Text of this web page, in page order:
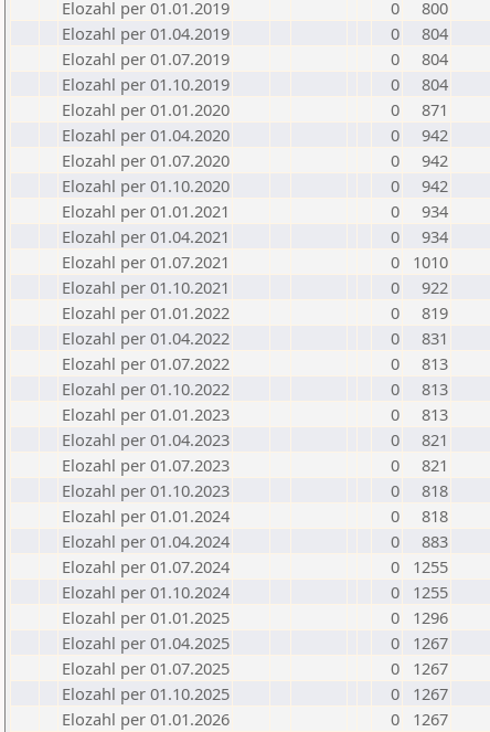
Elozahl per 01.01.2019
0
800
Elozahl per 01.04.2019
0
804
Elozahl per 01.07.2019
0
804
Elozahl per 01.10.2019
0
804
Elozahl per 01.01.2020
0
871
Elozahl per 01.04.2020
0
942
Elozahl per 01.07.2020
0
942
Elozahl per 01.10.2020
0
942
Elozahl per 01.01.2021
0
934
Elozahl per 01.04.2021
0
934
Elozahl per 01.07.2021
0
1010
Elozahl per 01.10.2021
0
922
Elozahl per 01.01.2022
0
819
Elozahl per 01.04.2022
0
831
Elozahl per 01.07.2022
0
813
Elozahl per 01.10.2022
0
813
Elozahl per 01.01.2023
0
813
Elozahl per 01.04.2023
0
821
Elozahl per 01.07.2023
0
821
Elozahl per 01.10.2023
0
818
Elozahl per 01.01.2024
0
818
Elozahl per 01.04.2024
0
883
Elozahl per 01.07.2024
0
1255
Elozahl per 01.10.2024
0
1255
Elozahl per 01.01.2025
0
1296
Elozahl per 01.04.2025
0
1267
Elozahl per 01.07.2025
0
1267
Elozahl per 01.10.2025
0
1267
Elozahl per 01.01.2026
0 1267